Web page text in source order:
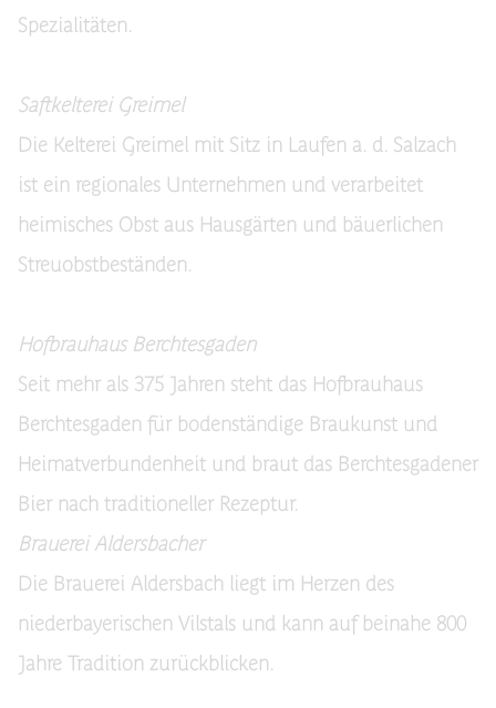
Spezialitäten.
Saftkelterei Greimel
Die Kelterei Greimel mit Sitz in Laufen a. d. Salzach
ist ein regionales Unternehmen und verarbeitet
heimisches Obst aus Hausgärten und bäuerlichen
Streuobstbeständen.
Hofbrauhaus Berchtesgaden
Seit mehr als 375 Jahren steht das Hofbrauhaus
Berchtesgaden für bodenständige Braukunst und
Heimatverbundenheit und braut das Berchtesgadener
Bier nach traditioneller Rezeptur.
Brauerei Aldersbacher
Die Brauerei Aldersbach liegt im Herzen des
niederbayerischen Vilstals und kann auf beinahe 800
Jahre Tradition zurückblicken.